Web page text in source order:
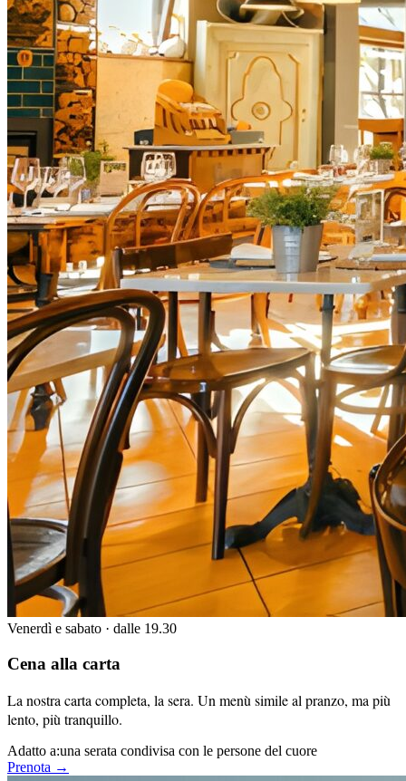
Venerdì e sabato · dalle 19.30
Cena alla carta
La nostra carta completa, la sera. Un menù simile al pranzo, ma più
lento, più tranquillo.
Adatto a:una serata condivisa con le persone del cuore
Prenota →